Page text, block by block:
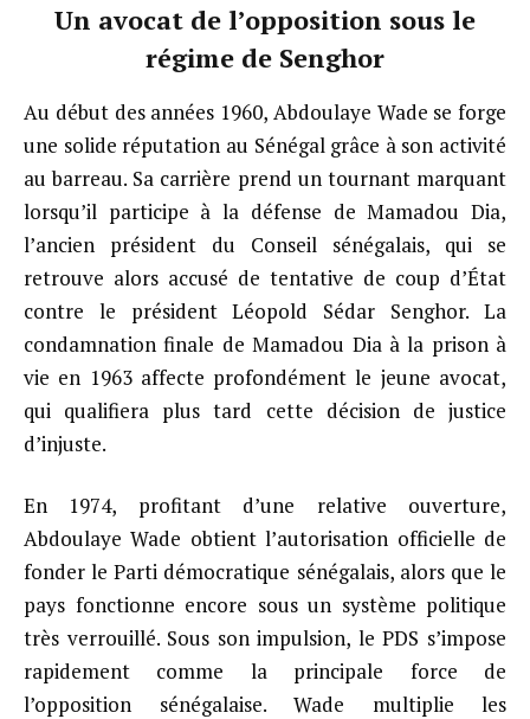
Un avocat de l’opposition sous le
régime de Senghor
Au début des années 1960, Abdoulaye Wade se forge
une solide réputation au Sénégal grâce à son activité
au barreau. Sa carrière prend un tournant marquant
lorsqu’il participe à la défense de Mamadou Dia,
l’ancien président du Conseil sénégalais, qui se
retrouve alors accusé de tentative de coup d’État
contre le président Léopold Sédar Senghor. La
condamnation finale de Mamadou Dia à la prison à
vie en 1963 affecte profondément le jeune avocat,
qui qualifiera plus tard cette décision de justice
d’injuste.
En 1974, profitant d’une relative ouverture,
Abdoulaye Wade obtient l’autorisation officielle de
fonder le Parti démocratique sénégalais, alors que le
pays fonctionne encore sous un système politique
très verrouillé. Sous son impulsion, le PDS s’impose
rapidement comme la principale force de
l’opposition sénégalaise. Wade multiplie les